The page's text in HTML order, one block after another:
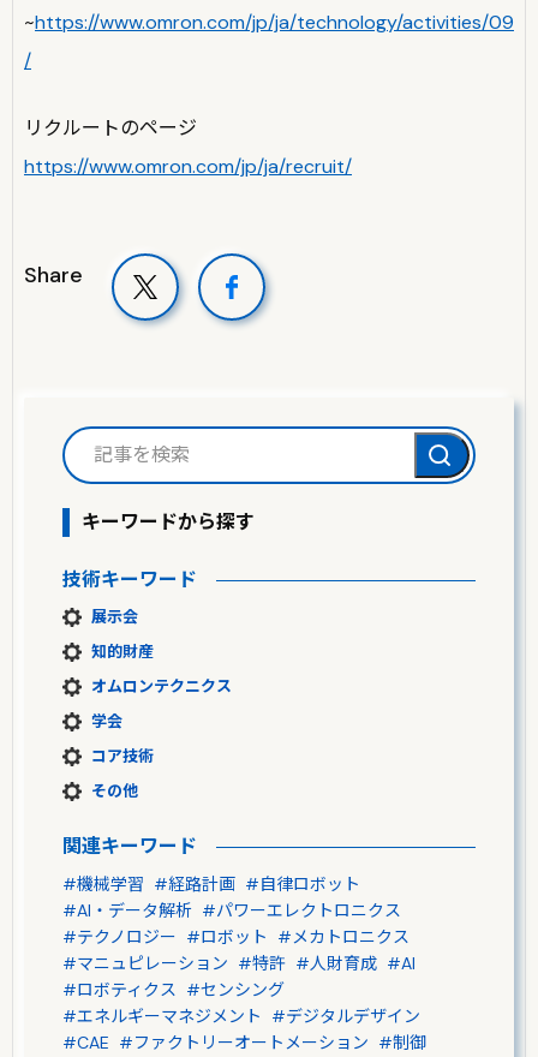
~https://www.omron.com/jp/ja/technology/activities/09
/
リクルートのページ
https://www.omron.com/jp/ja/recruit/
Share
キーワードから探す
技術キーワード
展示会
知的財産
オムロンテクニクス
学会
コア技術
その他
関連キーワード
#機械学習 #経路計画 #自律ロボット
#AI・データ解析 #パワーエレクトロニクス
#テクノロジー #ロボット
#メカトロニクス
#マニュピレーション #特許 #人財育成 #AI
#ロボティクス #センシング
#エネルギーマネジメント
#デジタルデザイン
#CAE #ファクトリーオートメーション #制御